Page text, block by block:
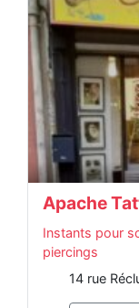
Apache
Instants pour
piercings
14 rue